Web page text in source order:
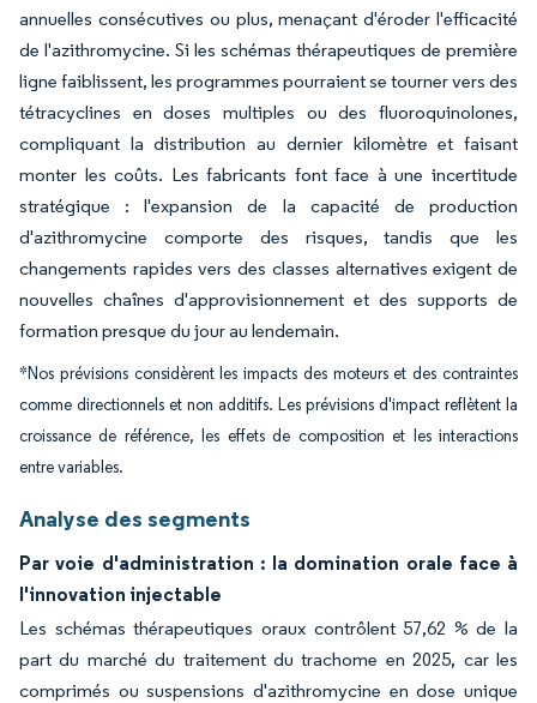
annuelles consécutives ou plus, menaçant d'éroder l'efficacité
de l'azithromycine. Si les schémas thérapeutiques de première
ligne faiblissent, les programmes pourraient se tourner vers des
tétracyclines en doses multiples ou des fluoroquinolones,
compliquant la distribution au dernier kilomètre et faisant
monter les coûts. Les fabricants font face à une incertitude
stratégique : l'expansion de la capacité de production
d'azithromycine comporte des risques, tandis que les
changements rapides vers des classes alternatives exigent de
nouvelles chaînes d'approvisionnement et des supports de
formation presque du jour au lendemain.
*Nos prévisions considèrent les impacts des moteurs et des contraintes
comme directionnels et non additifs. Les prévisions d'impact reflètent la
croissance de référence, les effets de composition et les interactions
entre variables.
Analyse des segments
Par voie d'administration : la domination orale face à
l'innovation injectable
Les schémas thérapeutiques oraux contrôlent 57,62 % de la
part du marché du traitement du trachome en 2025, car les
comprimés ou suspensions d'azithromycine en dose unique